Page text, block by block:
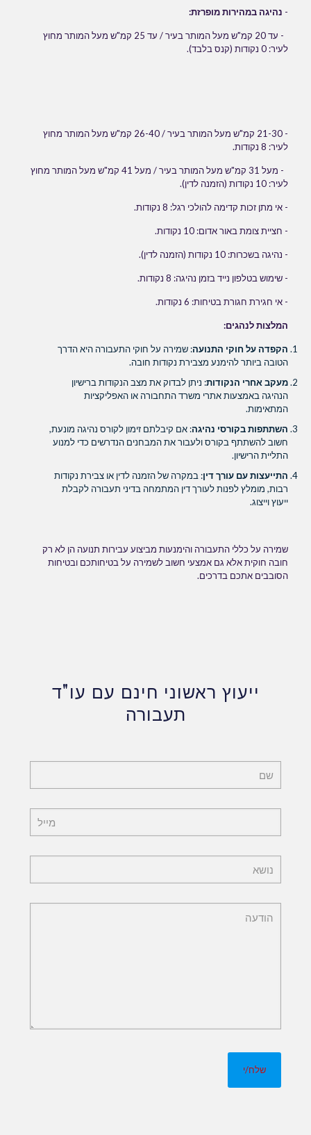
- נהיגה במהירות מופרזת:
- עד 20 קמ"ש מעל המותר בעיר / עד 25 קמ"ש מעל המותר מחוץ
לעיר: 0 נקודות (קנס בלבד).
- 21-30 קמ"ש מעל המותר בעיר / 26-40 קמ"ש מעל המותר מחוץ
לעיר: 8 נקודות.
- מעל 31 קמ"ש מעל המותר בעיר / מעל 41 קמ"ש מעל המותר מחוץ
לעיר: 10 נקודות (הזמנה לדין).
- אי מתן זכות קדימה להולכי רגל: 8 נקודות.
- חציית צומת באור אדום: 10 נקודות.
- נהיגה בשכרות: 10 נקודות (הזמנה לדין).
- שימוש בטלפון נייד בזמן נהיגה: 8 נקודות.
- אי חגירת חגורת בטיחות: 6 נקודות.
המלצות לנהגים:
הקפדה על חוקי התנועה: שמירה על חוקי התעבורה היא הדרך
הטובה ביותר להימנע מצבירת נקודות חובה.
מעקב אחרי הנקודות: ניתן לבדוק את מצב הנקודות ברישיון
הנהיגה באמצעות אתרי משרד התחבורה או האפליקציות
המתאימות.
השתתפות בקורסי נהיגה: אם קיבלתם זימון לקורס נהיגה מונעת,
חשוב להשתתף בקורס ולעבור את המבחנים הנדרשים כדי למנוע
התליית הרישיון.
התייעצות עם עורך דין: במקרה של הזמנה לדין או צבירת נקודות
רבות, מומלץ לפנות לעורך דין המתמחה בדיני תעבורה לקבלת
ייעוץ וייצוג.
שמירה על כללי התעבורה והימנעות מביצוע עבירות תנועה הן לא רק
חובה חוקית אלא גם אמצעי חשוב לשמירה על בטיחותכם ובטיחות
הסובבים אתכם בדרכים.
ייעוץ ראשוני חינם עם עו"ד
תעבורה